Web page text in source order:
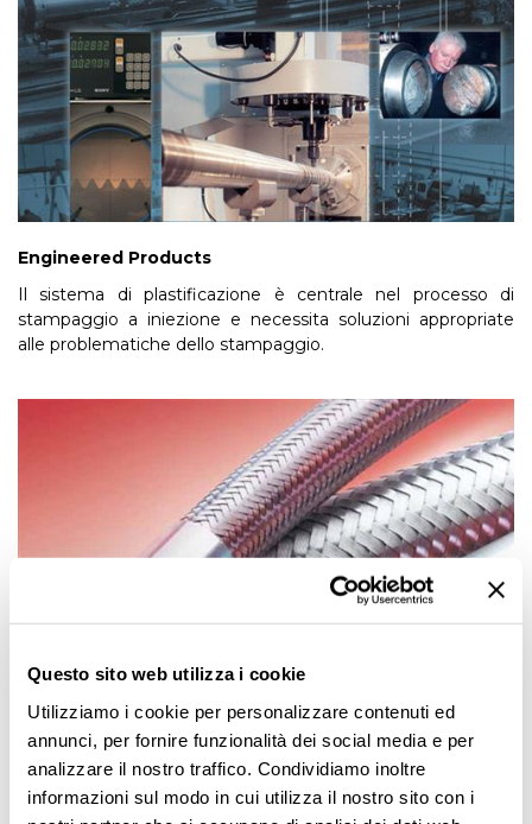
Questo sito web utilizza i cookie
Utilizziamo i cookie per personalizzare contenuti ed
annunci, per fornire funzionalità dei social media e per
analizzare il nostro traffico. Condividiamo inoltre
informazioni sul modo in cui utilizza il nostro sito con i
Engineered Products
Il sistema di plastificazione è centrale nel processo di
stampaggio a iniezione e necessita soluzioni appropriate
alle problematiche dello stampaggio.